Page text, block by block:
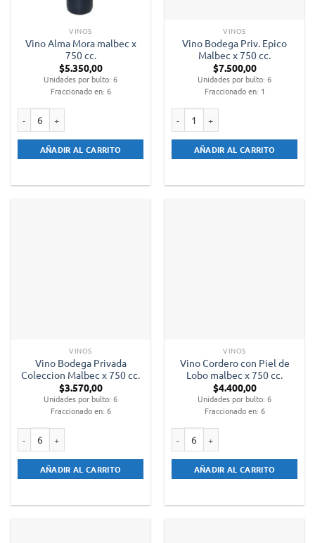
VINOS
Vino Alma Mora malbec x
750 cc.
$5.350,00
Unidades por bulto: 6
Fraccionado en: 6
AÑADIR AL CARRITO
VINOS
Vino Bodega Priv. Epico
Malbec x 750 cc.
$7.500,00
Unidades por bulto: 6
Fraccionado en: 1
AÑADIR AL CARRITO
VINOS
Vino Bodega Privada
Coleccion Malbec x 750 cc.
$3.570,00
Unidades por bulto: 6
Fraccionado en: 6
AÑADIR AL CARRITO
VINOS
Vino Cordero con Piel de
Lobo malbec x 750 cc.
$4.400,00
Unidades por bulto: 6
Fraccionado en: 6
AÑADIR AL CARRITO